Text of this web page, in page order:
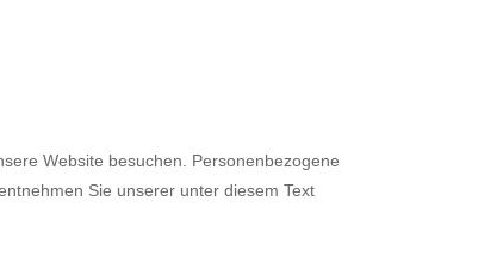
Website besuchen. Personenbezogene
Sie unserer unter diesem Text